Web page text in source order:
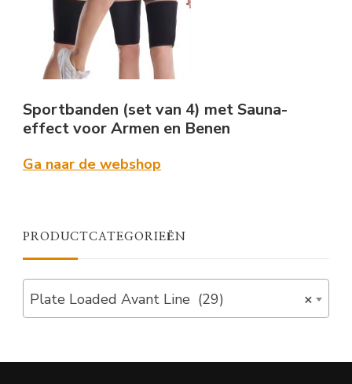
Sportbanden (set van 4) met Sauna-
effect voor Armen en Benen
Ga naar de webshop
PRODUCTCATEGORIEËN
×
Plate Loaded Avant Line (29)